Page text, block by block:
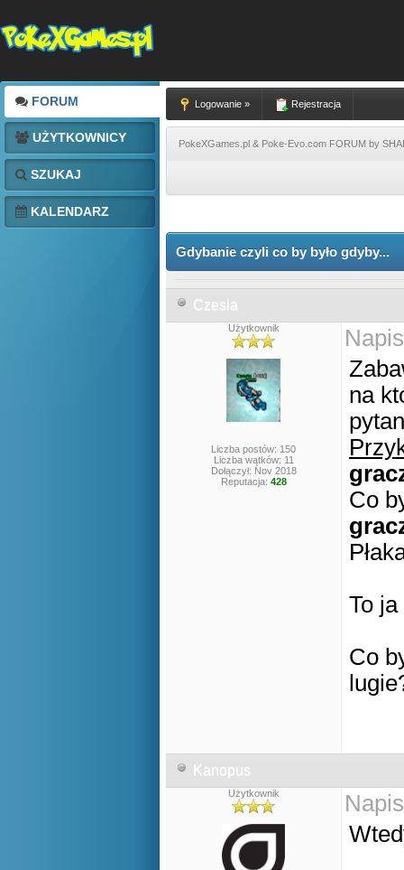
FORUM
UŻYTKOWNICY
SZUKAJ
KALENDARZ
Logowanie » Rejestracja
PokeXGames.pl & Poke-Evo.com FORUM by
Gdybanie czyli co by było gdyby...
Czesia
Użytkownik
Liczba postów: 150
Liczba wątków: 11
Dołączył: Nov 2018
Reputacja: 428
na
Co
To
Co
Kanopus
Użytkownik